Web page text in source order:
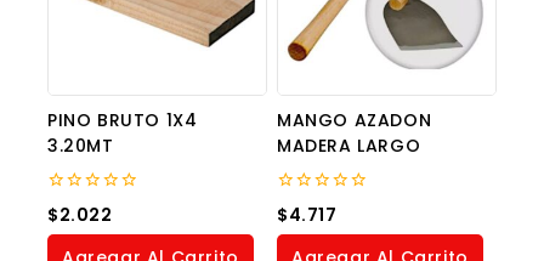
PINO BRUTO 1X4
3.20MT
0
out
of
$2.022
MANGO AZADON
MADERA LARGO
0
out
of
$4.717